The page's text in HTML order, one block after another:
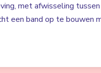
met afwisseling
een band op te bouwen